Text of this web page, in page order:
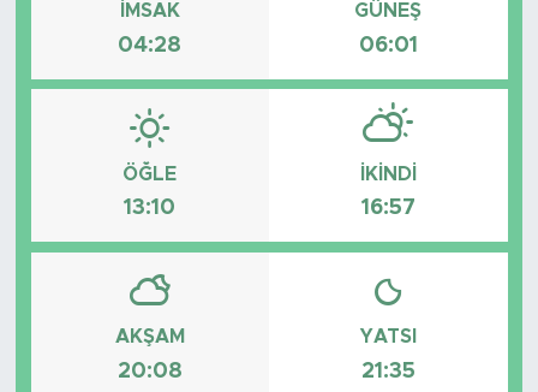
İMSAK
04:28
GÜNEŞ
06:01
ÖĞLE
13:10
İKINDI
16:57
AKŞAM
20:08
YATSI
21:35